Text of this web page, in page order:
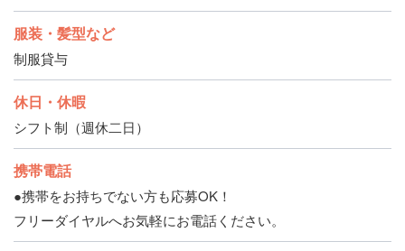
服装・髪型など
制服貸与
休日・休暇
シフト制（週休二日）
携帯電話
●携帯をお持ちでない方も応募OK！
フリーダイヤルへお気軽にお電話ください。